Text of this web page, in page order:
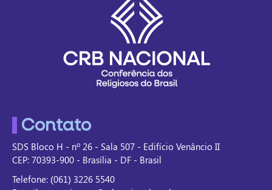
Contato
SDS Bloco H - nº 26 - Sala 507 - Edifício Venâncio II
CEP: 70393-900 - Brasília - DF - Brasil
Telefone: (061) 3226 5540